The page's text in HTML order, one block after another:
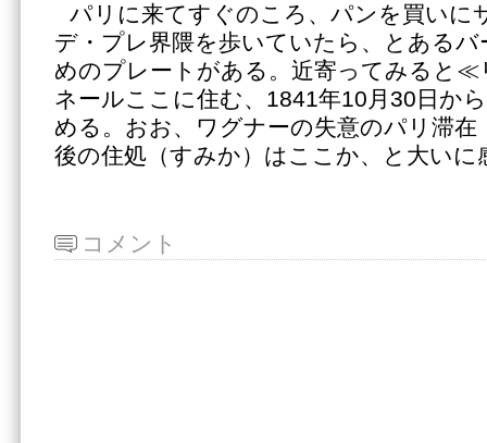
パリに来てすぐのころ、パンを買いに
デ・プレ界隈を歩いていたら、とある
めのプレートがある。近寄ってみると≪
ネールここに住む、1841年10月30日か
める。おお、ワグナーの失意のパリ滞在
後の住処（すみか）はここか、と大いに
コメント